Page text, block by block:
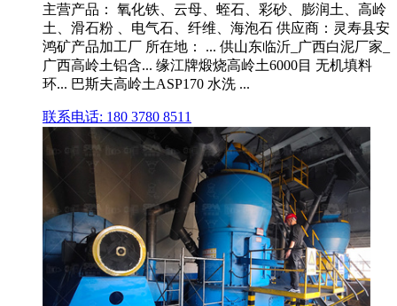
主营产品： 氧化铁、云母、蛭石、彩砂、膨润土、高岭
土、滑石粉 、电气石、纤维、海泡石 供应商：灵寿县安
鸿矿产品加工厂 所在地： ... 供山东临沂_广西白泥厂家_
广西高岭土铝含... 缘江牌煅烧高岭土6000目 无机填料
环... 巴斯夫高岭土ASP170 水洗 ...
联系电话: 180 3780 8511